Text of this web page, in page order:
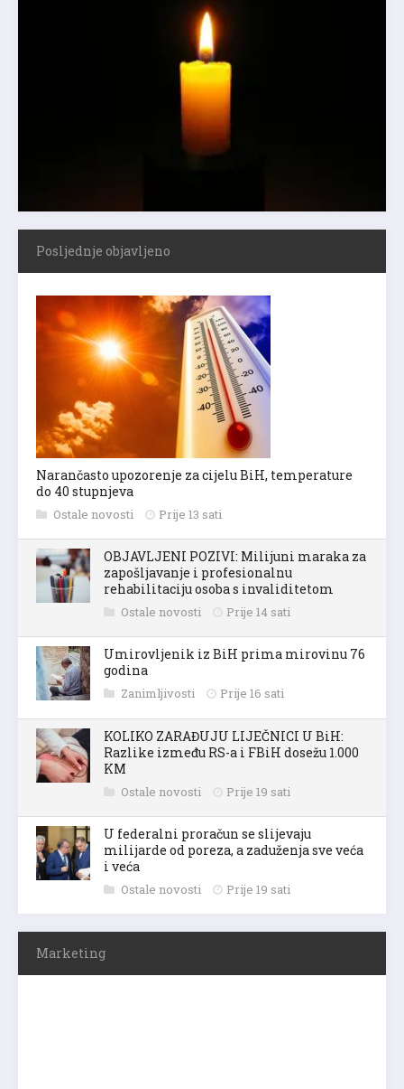
Posljednje objavljeno
Narančasto upozorenje za cijelu BiH, temperature
do 40 stupnjeva
Ostale novosti Prije 13 sati
OBJAVLJENI POZIVI: Milijuni maraka za
zapošljavanje i profesionalnu
rehabilitaciju osoba s invaliditetom
Ostale novosti Prije 14 sati
Umirovljenik iz BiH prima mirovinu 76
godina
Zanimljivosti Prije 16 sati
KOLIKO ZARAĐUJU LIJEČNICI U BiH:
Razlike između RS-a i FBiH dosežu 1.000
KM
Ostale novosti Prije 19 sati
U federalni proračun se slijevaju
milijarde od poreza, a zaduženja sve veća
i veća
Ostale novosti Prije 19 sati
Marketing